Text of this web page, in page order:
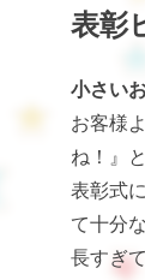
表彰
小さい
お客様
ね！』
表彰式
て十分
長すぎ